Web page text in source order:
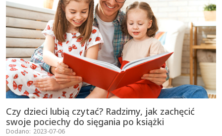
Czy dzieci lubią czytać? Radzimy, jak zachęcić
swoje pociechy do sięgania po książki
Dodano: 2023-07-06